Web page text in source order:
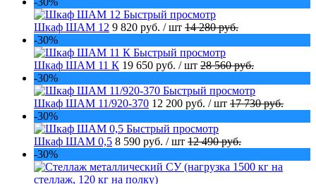
Быстрый просмотр
Шкаф ШАМ 12 9 820 руб. / шт 14 280 руб.
-30%
Быстрый просмотр
Шкаф ШАМ 11 К 19 650 руб. / шт 28 560 руб.
-30%
Быстрый просмотр
Шкаф ШАМ 11/920-370 12 200 руб. / шт 17 730 руб.
-30%
Быстрый просмотр
Шкаф ШАМ 0,5 8 590 руб. / шт 12 490 руб.
-30%